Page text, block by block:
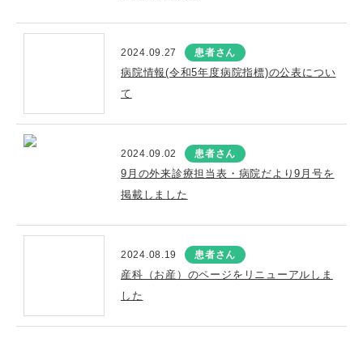
2024.09.27 患者さん
病院情報(令和5年度病院指標)の公表につい
て
2024.09.02 患者さん
9月の外来診療担当表・病院だより9月号を
掲載しました
2024.08.19 患者さん
産科（お産）のページをリニューアルしま
した